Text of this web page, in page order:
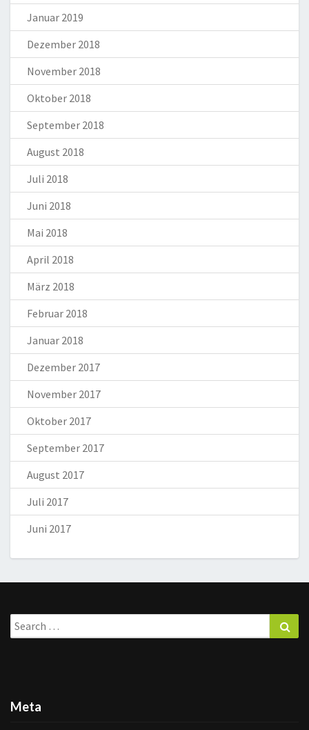
Januar 2019
Dezember 2018
November 2018
Oktober 2018
September 2018
August 2018
Juli 2018
Juni 2018
Mai 2018
April 2018
März 2018
Februar 2018
Januar 2018
Dezember 2017
November 2017
Oktober 2017
September 2017
August 2017
Juli 2017
Juni 2017
Search
for:
Meta